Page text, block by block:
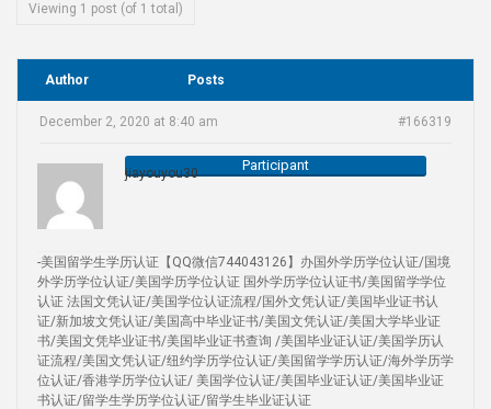
Viewing 1 post (of 1 total)
Author Posts
December 2, 2020 at 8:40 am #166319
jiayouyou30 Participant
-美国留学生学历认证【QQ微信744043126】办国外学历学位认证/国境
外学历学位认证/美国学历学位认证 国外学历学位认证书/美国留学学位
认证 法国文凭认证/美国学位认证流程/国外文凭认证/美国毕业证书认
证/新加坡文凭认证/美国高中毕业证书/美国文凭认证/美国大学毕业证
书/美国文凭毕业证书/美国毕业证书查询 /美国毕业证认证/美国学历认
证流程/美国文凭认证/纽约学历学位认证/美国留学学历认证/海外学历学
位认证/香港学历学位认证/ 美国学位认证/美国毕业证认证/美国毕业证
书认证/留学生学历学位认证/留学生毕业证认证